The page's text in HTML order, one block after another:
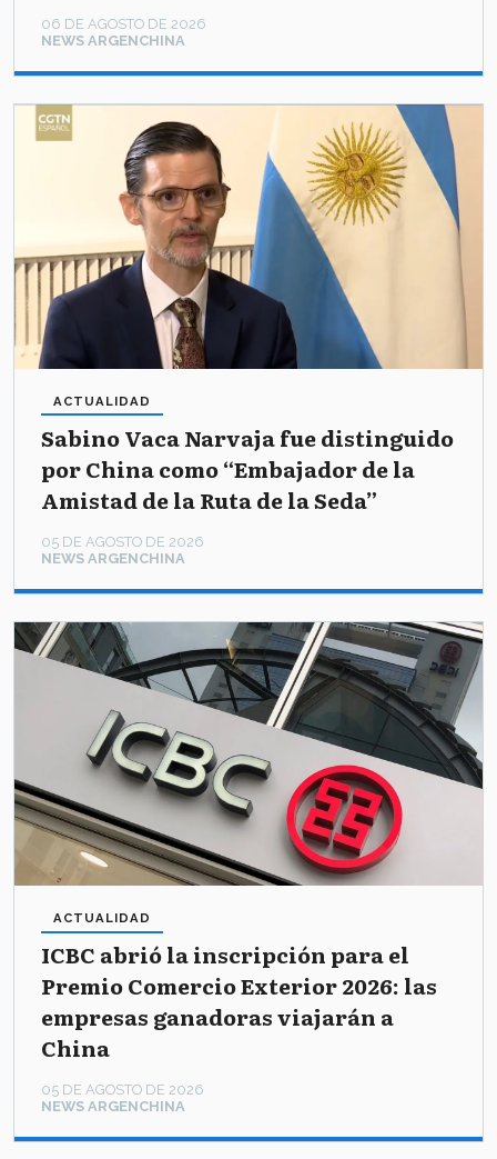
NEWS ARGENCHINA
06 DE AGOSTO DE 2026
Sabino Vaca Narvaja fue distinguido
por China como “Embajador de la
Amistad de la Ruta de la Seda”
NEWS ARGENCHINA
ACTUALIDAD
05 DE AGOSTO DE 2026
ICBC abrió la inscripción para el
Premio Comercio Exterior 2026: las
empresas ganadoras viajarán a
China
NEWS ARGENCHINA
ACTUALIDAD
05 DE AGOSTO DE 2026